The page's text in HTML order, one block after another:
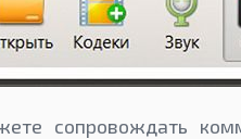
сопровождать